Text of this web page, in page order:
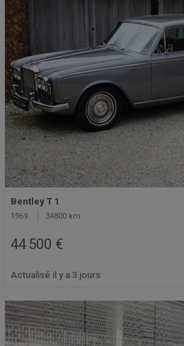
Bentley T 1
1969 34800 km
44 500 €
Actualisé il y a 3 jours